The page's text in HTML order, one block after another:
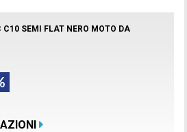
SEMI FLAT NERO MOTO DA